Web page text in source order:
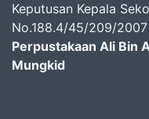
Keputusan Kepala
No.188.4/45/209/
Perpustakaan Ali Bin
Mungkid